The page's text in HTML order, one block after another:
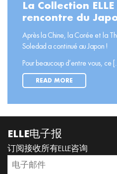
La Collection
rencontre du
Après la Chine, la Corée et la
Soledad a continué au Japon !
Pour beaucoup d’entre vous, ce
READ MORE
ELLE电子报
订阅接收所有ELLE咨询